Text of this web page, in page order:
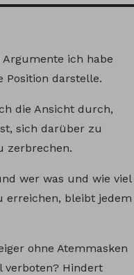
ich habe
Position darstelle.
die Ansicht durch,
sich darüber zu
zerbrechen.
wer was und wie viel
erreichen, bleibt jedem
ohne Atemmasken
verboten? Hindert